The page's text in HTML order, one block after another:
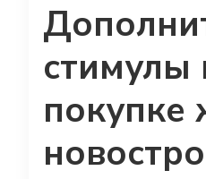
стимулы
покупке